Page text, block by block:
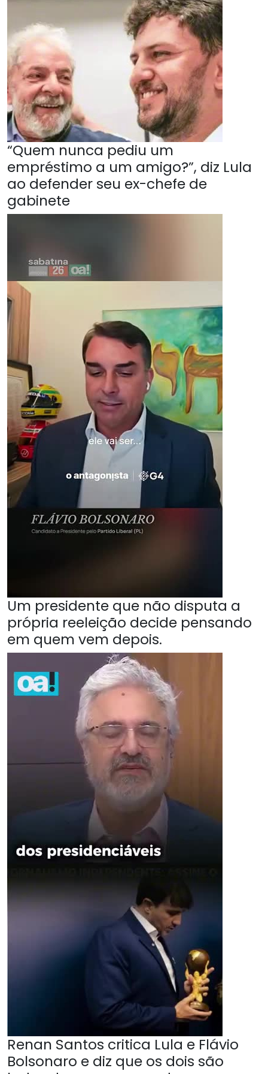
“Quem nunca pediu um
empréstimo a um amigo?”, diz Lula
ao defender seu ex-chefe de
gabinete
Um presidente que não disputa a
própria reeleição decide pensando
em quem vem depois.
Renan Santos critica Lula e Flávio
Bolsonaro e diz que os dois são